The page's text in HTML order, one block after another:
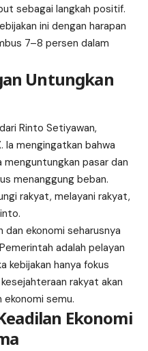
sebagai langkah positif.
ini dengan harapan
7–8 persen dalam
Untungkan
Rinto Setiyawan,
Ia mengingatkan bahwa
menguntungkan pasar dan
menanggung beban.
rakyat, melayani rakyat,
dan ekonomi seharusnya
adalah pelayan
kebijakan hanya fokus
rakyat akan
ekonomi semu.
Ekonomi